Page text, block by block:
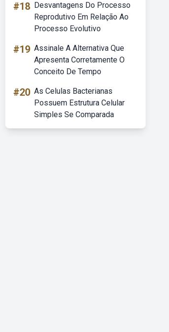
#18 Desvantagens Do Processo
Reprodutivo Em Relação Ao
Processo Evolutivo
#19 Assinale A Alternativa Que
Apresenta Corretamente O
Conceito De Tempo
#20 As Celulas Bacterianas
Possuem Estrutura Celular
Simples Se Comparada